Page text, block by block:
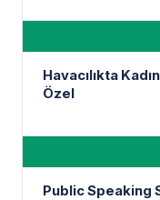
Havacılıkta
Özel
Public Speaking